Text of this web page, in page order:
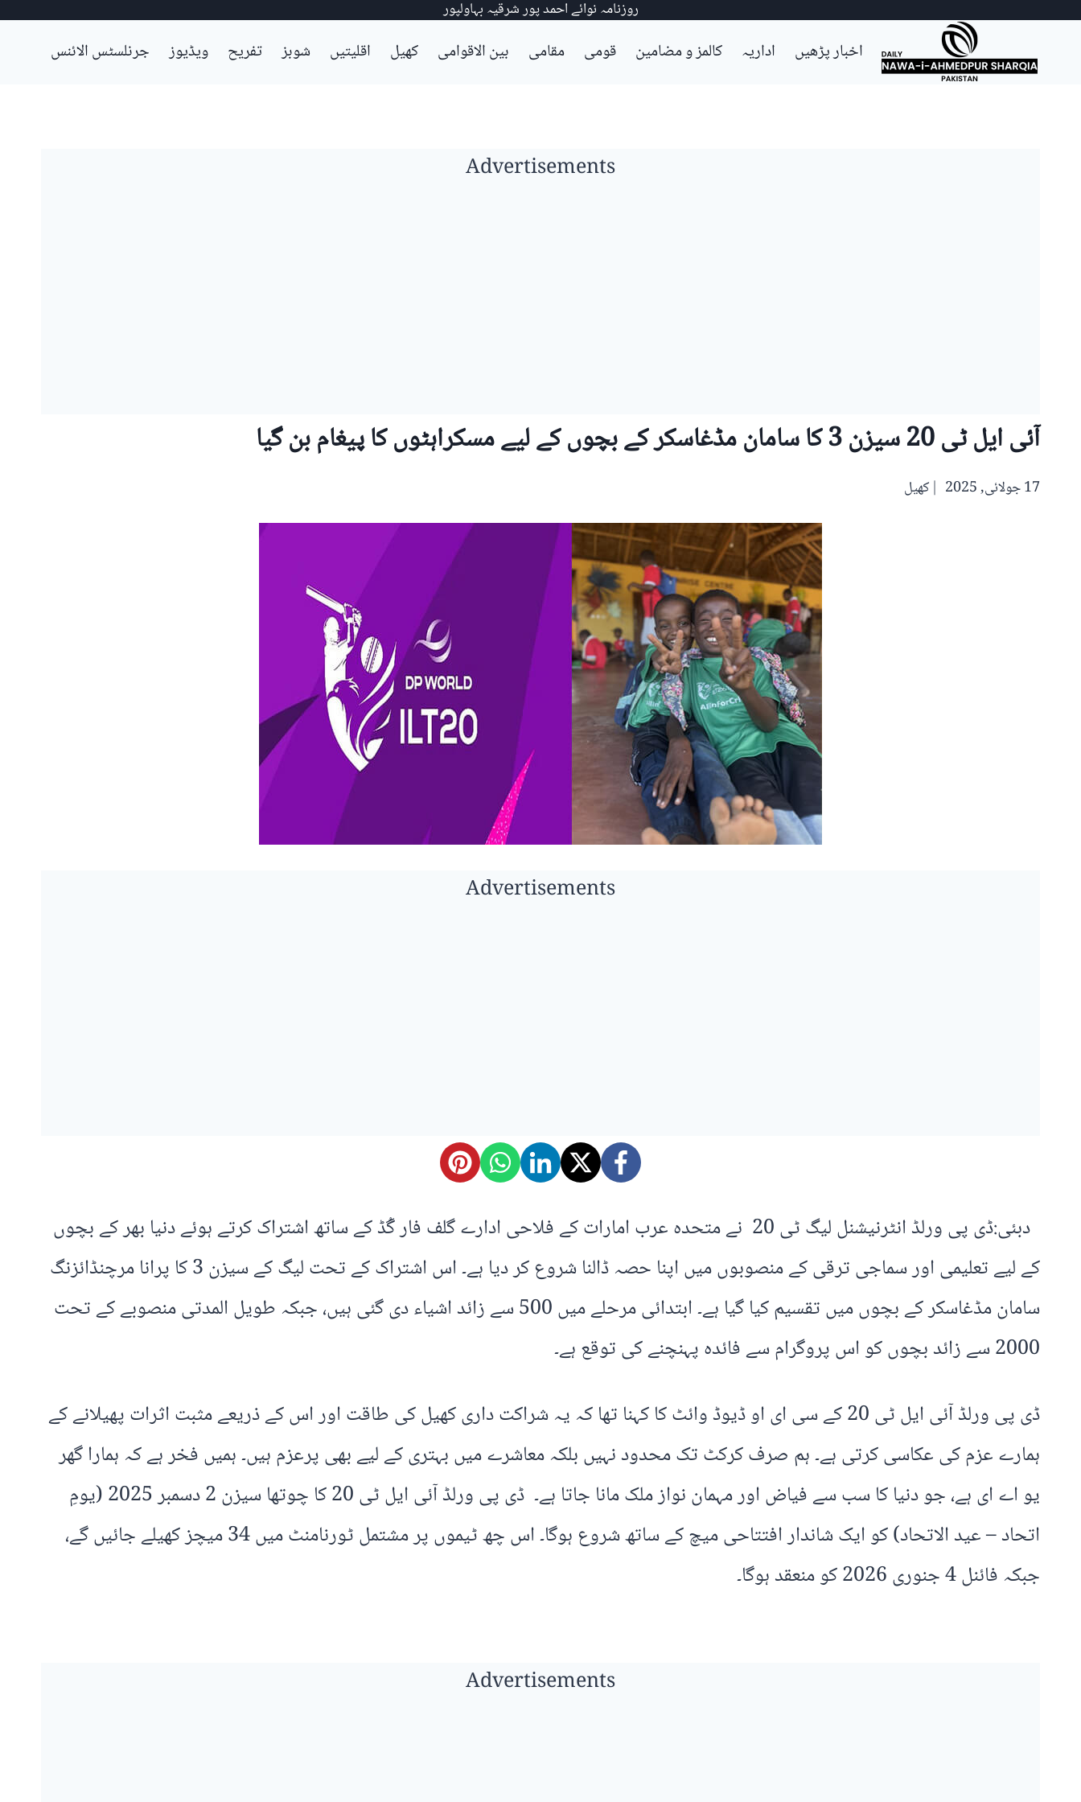
Skip
روزنامہ نوائے احمد پور شرقیہ بہاولپور
اخبار پڑھیں اداریہ کالمز و مضامین قومی مقامی بین الاقوامی کھیل اقلیتیں شوبز تفریح ویڈیوز جرنلسٹس الائنس
Advertisements
آئی ایل ٹی 20 سیزن 3 کا سامان مڈغاسکر کے بچوں کے لیے مسکراہٹوں کا پیغام بن گیا
17 جولائی, 2025 کھیل
Advertisements
دبئی:ڈی پی ورلڈ انٹرنیشنل لیگ ٹی 20 نے متحدہ عرب امارات کے فلاحی ادارے گلف فار گُڈ کے ساتھ اشتراک کرتے ہوئے دنیا بھر کے بچوں
کے لیے تعلیمی اور سماجی ترقی کے منصوبوں میں اپنا حصہ ڈالنا شروع کر دیا ہے۔ اس اشتراک کے تحت لیگ کے سیزن 3 کا پرانا مرچنڈائزنگ
سامان مڈغاسکر کے بچوں میں تقسیم کیا گیا ہے۔ ابتدائی مرحلے میں 500 سے زائد اشیاء دی گئی ہیں، جبکہ طویل المدتی منصوبے کے تحت
2000 سے زائد بچوں کو اس پروگرام سے فائدہ پہنچنے کی توقع ہے۔
ڈی پی ورلڈ آئی ایل ٹی 20 کے سی ای او ڈیوڈ وائٹ کا کہنا تھا کہ یہ شراکت داری کھیل کی طاقت اور اس کے ذریعے مثبت اثرات پھیلانے کے
ہمارے عزم کی عکاسی کرتی ہے۔ ہم صرف کرکٹ تک محدود نہیں بلکہ معاشرے میں بہتری کے لیے بھی پرعزم ہیں۔ ہمیں فخر ہے کہ ہمارا گھر
یو اے ای ہے، جو دنیا کا سب سے فیاض اور مہمان نواز ملک مانا جاتا ہے۔ ڈی پی ورلڈ آئی ایل ٹی 20 کا چوتھا سیزن 2 دسمبر 2025 (یومِ
اتحاد – عید الاتحاد) کو ایک شاندار افتتاحی میچ کے ساتھ شروع ہوگا۔ اس چھ ٹیموں پر مشتمل ٹورنامنٹ میں 34 میچز کھیلے جائیں گے،
جبکہ فائنل 4 جنوری 2026 کو منعقد ہوگا۔
Advertisements